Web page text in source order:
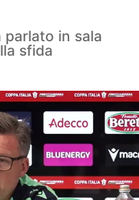
in sala
sfida